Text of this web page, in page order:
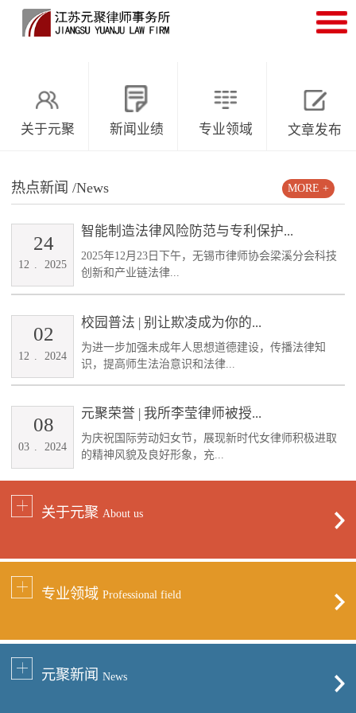
关于元聚 新闻业绩 专业领域 文章发布
热点新闻 /News
智能制造法律风险防范与专利保护...
2025年12月23日下午，无锡市律师协会梁溪分会科技
创新和产业链法律...
12 . 2025
24
校园普法 | 别让欺凌成为你的...
为进一步加强未成年人思想道德建设，传播法律知
识，提高师生法治意识和法律...
12 2024
02
元聚荣誉 | 我所李莹律师被授...
为庆祝国际劳动妇女节，展现新时代女律师积极进取
的精神风貌及良好形象，充...
03 2024
08
MORE +
关于元聚 About us
专业领域 Professional field
元聚新闻 News